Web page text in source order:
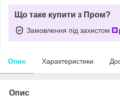
Що таке купити з Пром?
Замовлення під захистом
Опис Характеристики
Опис